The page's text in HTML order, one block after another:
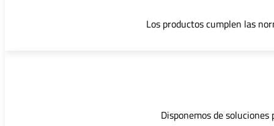
Los productos cumplen las
Disponemos de